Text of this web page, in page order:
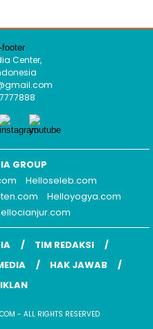
Center,
GROUP
Helloseleb.com
Helloyogya.com
TIM REDAKSI
HAK JAWAB
- ALL RIGHTS RESERVED